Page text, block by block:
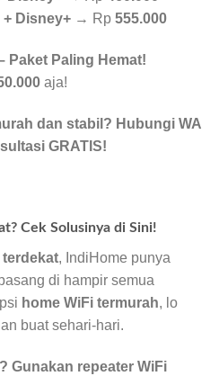
Disney+ → Rp 555.000
Paket Paling Hemat!
aja!
dan stabil? Hubungi WA
GRATIS!
Cek Solusinya di Sini!
terdekat, IndiHome punya
di hampir semua
home WiFi termurah, lo
buat sehari-hari.
Gunakan repeater WiFi